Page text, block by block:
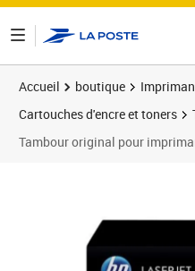
Accueil boutique
Cartouches d'encre et toners
Tambour original pour